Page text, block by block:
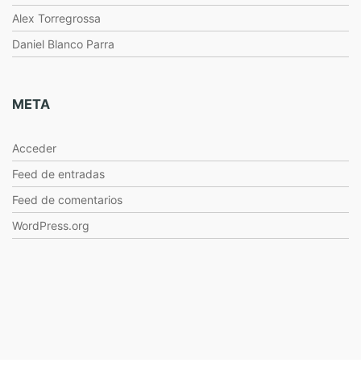
Alex Torregrossa
Daniel Blanco Parra
META
Acceder
Feed de entradas
Feed de comentarios
WordPress.org